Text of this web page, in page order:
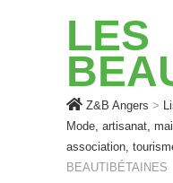
LES
Z&B Angers >
Mode, artisanat,
association,
BEAUTIBÉTAINES